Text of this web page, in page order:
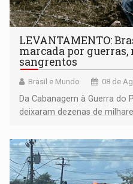
LEVANTAMENTO:
marcada por
sangrentos
Brasil e Mundo 08 de
Da Cabanagem à Guerra
deixaram dezenas de
territoriais e sociais